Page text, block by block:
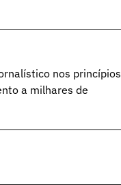
nos princípios
a milhares de